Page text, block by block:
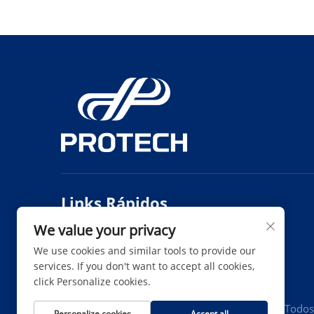
Links Rápidos
Produtos
Notícias Entre em Contato
Direitos autorais © Protech Autoparts Co.,Ltd.
We value your privacy
We use cookies and similar tools to provide our
services. If you don't want to accept all cookies,
click Personalize cookies.